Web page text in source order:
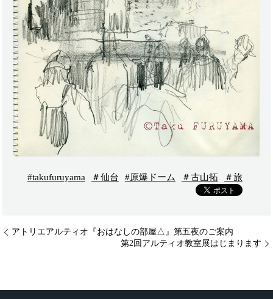
#takufuruyama ＃仙台 #原爆ドーム ＃古山拓 ＃旅
アトリエアルティオ『おはなしの部屋△』第五夜のご案内
第2回アルティオ教室展はじまります